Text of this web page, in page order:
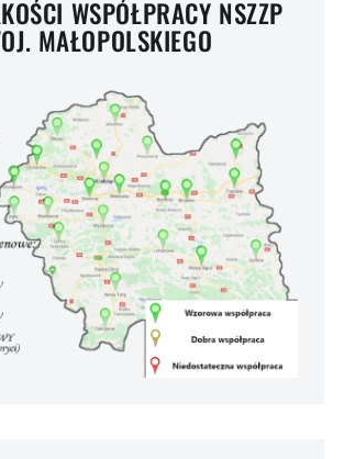
WSPÓŁPRACY NSZZP
MAŁOPOLSKIEGO